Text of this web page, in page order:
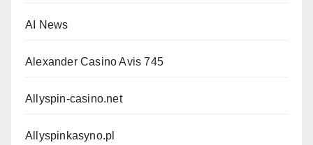
AI News
Alexander Casino Avis 745
Allyspin-casino.net
Allyspinkasyno.pl